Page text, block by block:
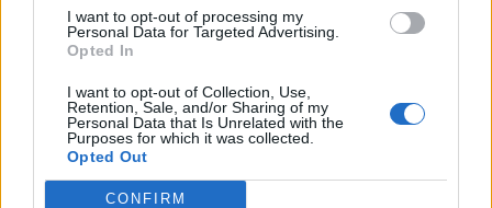
I want to opt-out of processing my
Personal Data for Targeted Advertising.
Opted In
I want to opt-out of Collection, Use,
Retention, Sale, and/or Sharing of my
Personal Data that Is Unrelated with the
Purposes for which it was collected.
Opted Out
CONFIRM